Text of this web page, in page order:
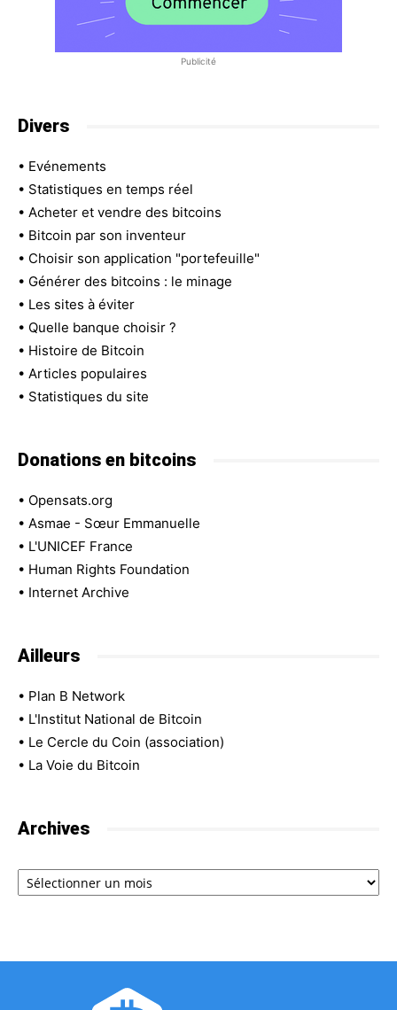
Publicité
Divers
• Evénements
• Statistiques en temps réel
• Acheter et vendre des bitcoins
• Bitcoin par son inventeur
• Choisir son application "portefeuille"
• Générer des bitcoins : le minage
• Les sites à éviter
• Quelle banque choisir ?
• Histoire de Bitcoin
• Articles populaires
• Statistiques du site
Donations en bitcoins
• Opensats.org
• Asmae - Sœur Emmanuelle
• L'UNICEF France
• Human Rights Foundation
• Internet Archive
Ailleurs
• Plan B Network
• L'Institut National de Bitcoin
• Le Cercle du Coin (association)
• La Voie du Bitcoin
Archives
Archives